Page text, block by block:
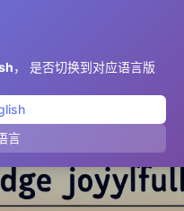
， 是否切换到对应语言版
言